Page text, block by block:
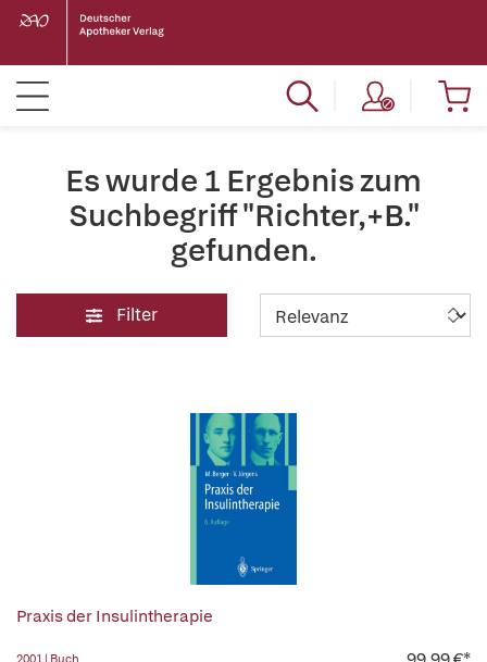
Es wurde 1 Ergebnis zum
Suchbegriff "Richter,+B."
gefunden.
Filter
Praxis der Insulintherapie
2001 | Buch